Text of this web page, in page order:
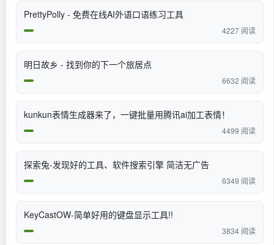
PrettyPolly - 免费在线AI外语口语练习工具
4227 阅读
明日故乡 - 找到你的下一个旅居点
6632 阅读
kunkun表情生成器来了，一键批量用腾讯ai加工表情！
4499 阅读
探索兔-发现好的工具、软件搜索引擎 简洁无广告
6349 阅读
KeyCastOW-简单好用的键盘显示工具!!
3834 阅读